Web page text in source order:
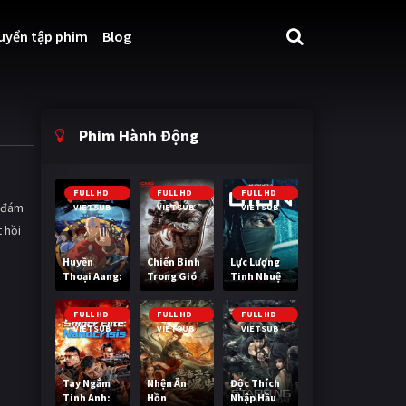
tập phim Blog
hồi
Phim Hành Động
FULL HD
VIETSUB
Huyền
Thoại Aang:
Tiết Khí Sư
Cuối Cùng
FULL HD
VIETSUB
Chiến Binh
Trong Gió
FULL HD
VIETSUB
Lực Lượng
Tinh Nhuệ
FULL HD
VIETSUB
Tay Ngắm
Tinh Anh:
FULL HD
VIETSUB
Nhện Ăn
Hồn
FULL HD
VIETSUB
Độc Thích
Nhập Hầu